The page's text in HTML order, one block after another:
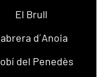
El Brull
d´Anoia
del Penedès